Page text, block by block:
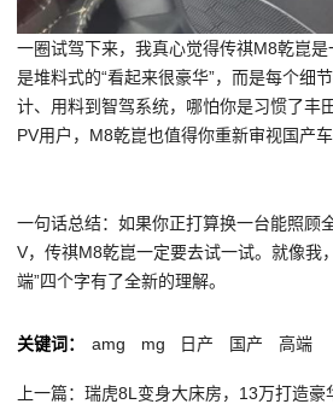
一圈试驾下来，我真心觉得传祺M8乾崑
是堆料式的“看起来很豪华”，而是每个
计、用料到智驾系统，哪怕你是习惯了丰
PV用户，M8乾崑也值得你重新审视国产车
一句话总结：如果你正打算换一台能照顾
V，传祺M8乾崑一定要去试一试。就像我
端”四个字有了全新的理解。
关键词： amg mg 日产 国产 高端
上一篇：瑞虎8L变身大床房，13万打造